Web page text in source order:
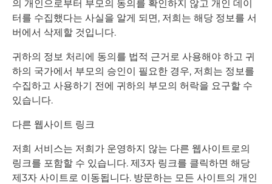
의 개인으로부터 부모의 동의를 확인하지 않고 개인 데이
터를 수집했다는 사실을 알게 되면, 저희는 해당 정보를 서
버에서 삭제할 것입니다.
귀하의 정보 처리에 동의를 법적 근거로 사용해야 하고 귀
하의 국가에서 부모의 승인이 필요한 경우, 저희는 정보를
수집하고 사용하기 전에 귀하의 부모의 허락을 요구할 수
있습니다.
다른 웹사이트 링크
저희 서비스는 저희가 운영하지 않는 다른 웹사이트로의
링크를 포함할 수 있습니다. 제3자 링크를 클릭하면 해당
제3자 사이트로 이동됩니다. 방문하는 모든 사이트의 개인